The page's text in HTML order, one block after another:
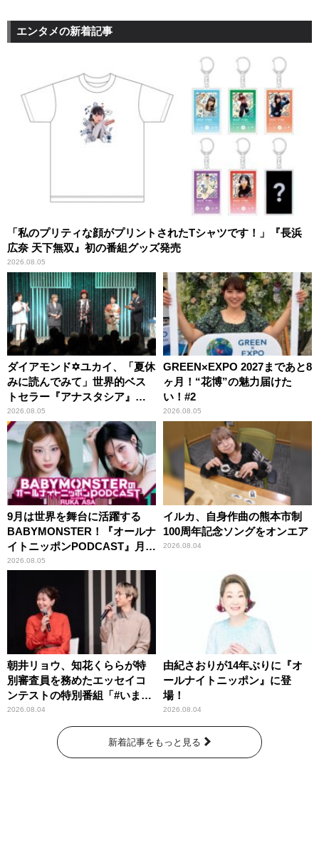
エンタメの新着記事
「私のプリティな顔がプリントされたTシャツです！」『長浜
広奈 天下無双』初の番組グッズ発売
2026.08.05
ダイアモンド✡ユカイ、「夏休
みに読んでみて」世界的ベス
トセラー『アナスタシア』を
紹介
2026.08.05
GREEN×EXPO 2027まであと8
ヶ月！“花博”の魅力届けた
い！#2
2026.08.05
9月は世界を舞台に活躍する
BABYMONSTER！『オールナ
イトニッポンPODCAST』月替
わりパーソナリティ
2026.08.05
イルカ、自身作曲の熊本市制
100周年記念ソングをオンエア
2026.08.04
朝井リョウ、知花くららが特
別審査員を務めたエッセイコ
ンテストの特別番組「#いまあ
なたに伝えたいこと」
2026.08.04
由紀さおりが14年ぶりに『オ
ールナイトニッポン』に登
場！
2026.08.04
新着記事をもっと見る